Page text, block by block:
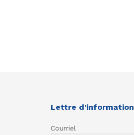
Lettre d’information
Courriel